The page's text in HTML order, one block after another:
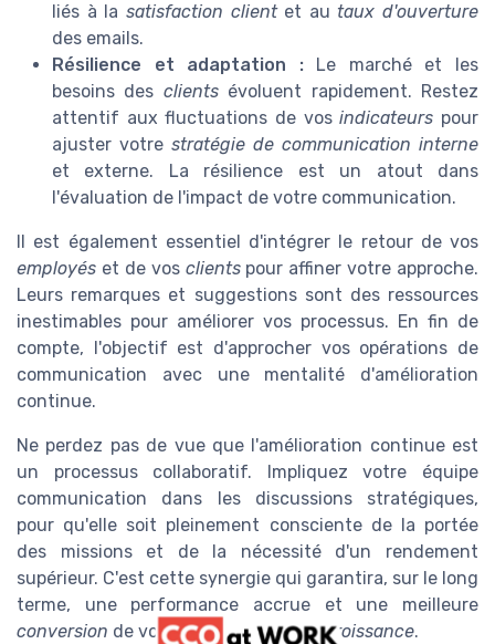
liés à la satisfaction clientet au taux d'ouverture
des emails.
Résilience et adaptation :Le marché et les
besoins des clientsévoluent rapidement. Restez
attentif aux fluctuations de vosindicateurs pour
ajuster votre stratégie de communication interne
et externe. La résilience est un atout dans
l'évaluation de l'impact de votre communication.
Il est également essentiel d'intégrer le retour de vos
employés et de vos clientspour affiner votre approche.
Leurs remarques et suggestions sont des ressources
inestimables pour améliorer vos processus. En fin de
compte, l'objectif est d'approcher vos opérations de
communication avec une mentalité d'amélioration
continue.
Ne perdez pas de vue que l'amélioration continue est
un processus collaboratif. Impliquez votre équipe
communication dans les discussions stratégiques,
pour qu'elle soit pleinement consciente de la portée
des missions et de la nécessité d'un rendement
supérieur. C'est cette synergie qui garantira, sur le long
terme, une performance accrue et une meilleure
conversion de vos efforts en taux decroissance.